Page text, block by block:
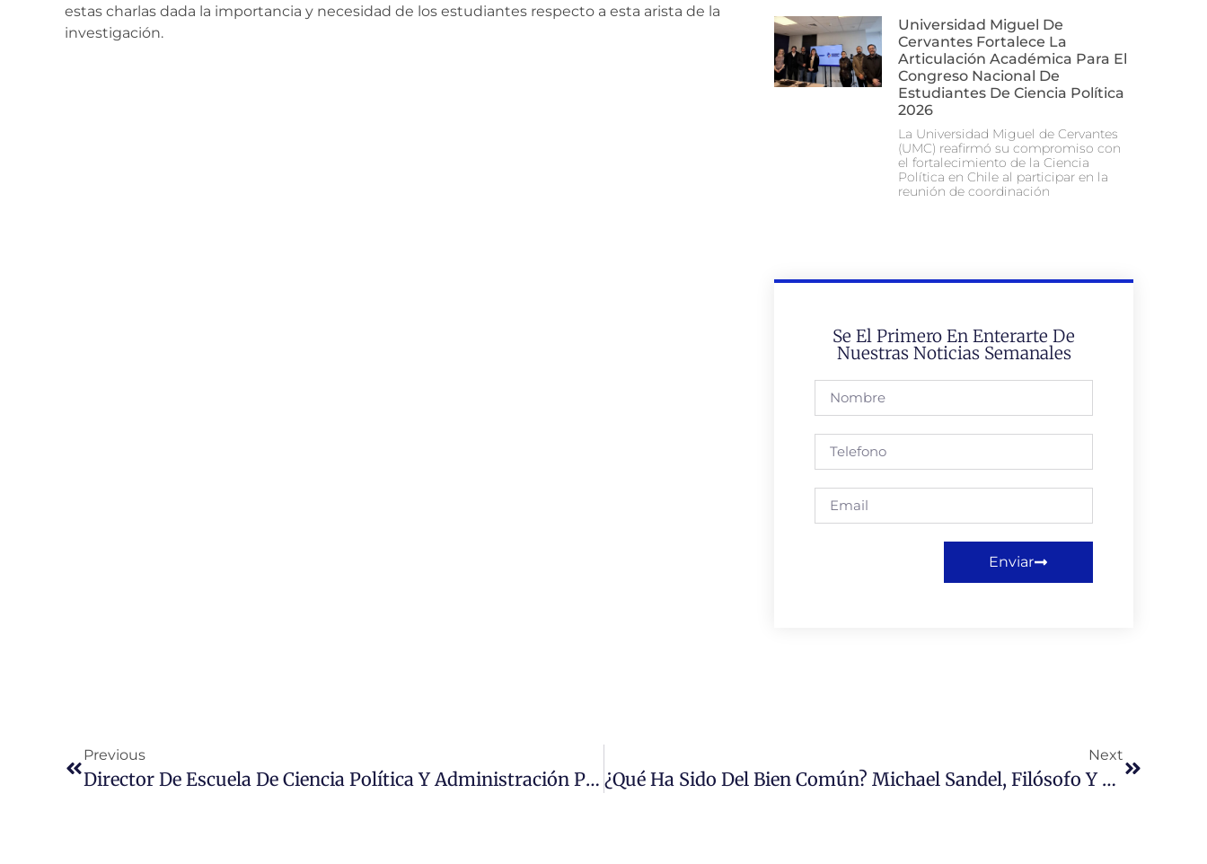
estas charlas dada la importancia y necesidad de los estudiantes respecto a esta arista de la
investigación.
Universidad Miguel De
Cervantes Fortalece La
Articulación Académica Para El
Congreso Nacional De
Estudiantes De Ciencia Política
2026
La Universidad Miguel de Cervantes
(UMC) reafirmó su compromiso con
el fortalecimiento de la Ciencia
Política en Chile al participar en la
reunión de coordinación
Se El Primero En Enterarte De
Nuestras Noticias Semanales
Enviar
Previous
Director De Escuela De Ciencia Política Y Administración Pública Participa Como Jurado En Torneo Interescolar De Debate
Next
¿Qué Ha Sido Del Bien Común? Michael Sandel, Filósofo Y Profesor